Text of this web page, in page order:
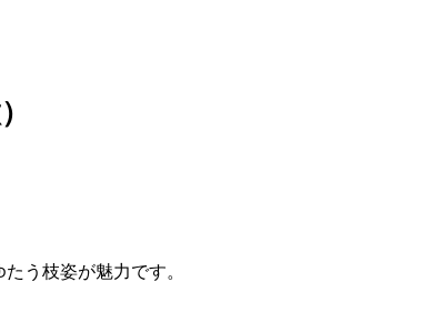
う枝姿が魅力です。